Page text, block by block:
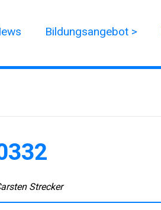
Bildungsangebot >
Strecker